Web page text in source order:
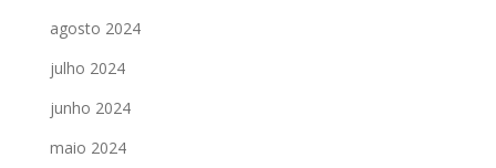
agosto 2024
julho 2024
junho 2024
maio 2024